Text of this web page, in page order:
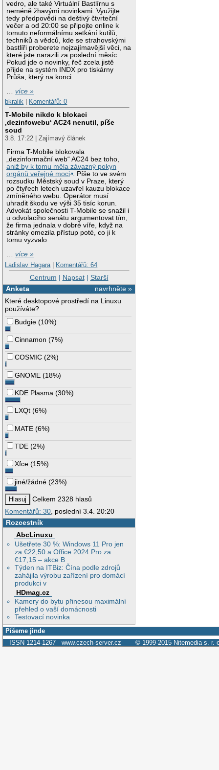
vedro, ale také Virtuální Bastlírnu s
neméně žhavými novinkami. Využijte
tedy předpovědi na deštivý čtvrteční
večer a od 20:00 se připojte online k
tomuto neformálnímu setkání kutilů,
techniků a vědců, kde se strahovskými
bastlíři proberete nejzajímavější věci, na
které jste narazili za poslední měsíc.
Pokud jde o novinky, řeč zcela jistě
přijde na systém INDX pro tiskárny
Průša, který na konci
…více »
bkralik
Komentářů: 0
T-Mobile nikdo k blokaci
‚dezinfowebu‘ AC24 nenutil, píše
soud
3.8. 17:22 | Zajímavý článek
Firma T-Mobile blokovala
„dezinformační web“ AC24 bez toho,
aniž by k tomu měla závazný pokyn
orgánů veřejné moci . Píše to ve svém
rozsudku Městský soud v Praze, který
po čtyřech letech uzavřel kauzu blokace
zmíněného webu. Operátor musí
uhradit škodu ve výši 35 tisíc korun.
Advokát společnosti T-Mobile se snažil i
u odvolacího senátu argumentovat tím,
že firma jednala v dobré víře, když na
stránky omezila přístup poté, co ji k
tomu vyzvalo
…více »
Ladislav Hagara | Komentářů: 64
Centrum | Napsat| Starší
navrhněte »
Anketa
Které desktopové prostředí na Linuxu
používáte?
Budgie (10%)
Cinnamon (7%)
COSMIC (2%)
GNOME (18%)
KDE Plasma (30%)
LXQt (6%)
MATE (6%)
TDE (2%)
Xfce (15%)
jiné/žádné (23%)
Celkem 2328 hlasů
Komentářů: 30, poslední 3.4. 20:20
Rozcestník
AbcLinuxu
Ušetřete 30 %: Windows 11 Pro jen
za €22,50 a Office 2024 Pro za
€17,15 – akce B
Týden na ITBiz: Čína podle zdrojů
zahájila výrobu zařízení pro domácí
produkci v
HDmag.cz
Kamery do bytu přinesou maximální
přehled o vaší domácnosti
Testovací novinka
Píšeme jinde
ISSN 1214-1267 www.czech-server.cz © 1999-2015 Nitemedia s. r.